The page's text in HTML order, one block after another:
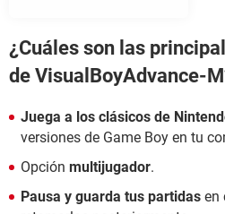
¿Cuáles son las
de VisualBoyAdvance-
Juega a los clásicos de
versiones de Game Boy en tu
Opción multijugador.
Pausa y guarda tus partidas en